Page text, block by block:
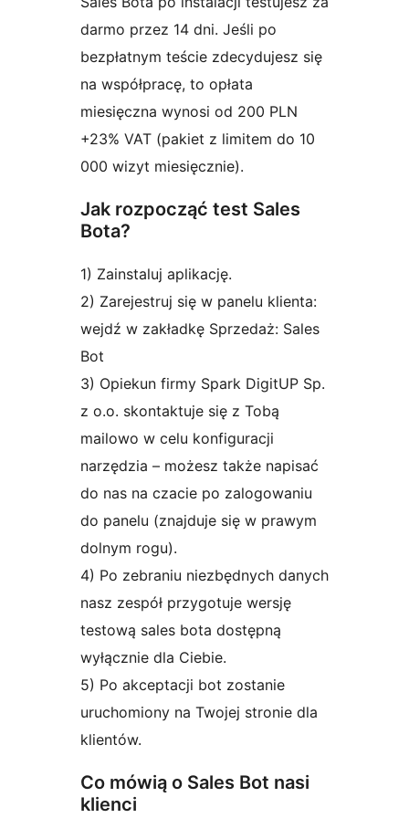
darmo przez 14 dni. Jeśli po
bezpłatnym teście zdecydujesz się
na współpracę, to opłata
miesięczna wynosi od 200 PLN
+23% VAT (pakiet z limitem do 10
000 wizyt miesięcznie).
Jak rozpocząć test Sales
Bota?
1) Zainstaluj aplikację.
2) Zarejestruj się w panelu klienta:
wejdź w zakładkę Sprzedaż: Sales
Bot
3) Opiekun firmy Spark DigitUP Sp.
z o.o. skontaktuje się z Tobą
mailowo w celu konfiguracji
narzędzia – możesz także napisać
do nas na czacie po zalogowaniu
do panelu (znajduje się w prawym
dolnym rogu).
4) Po zebraniu niezbędnych danych
nasz zespół przygotuje wersję
testową sales bota dostępną
wyłącznie dla Ciebie.
5) Po akceptacji bot zostanie
uruchomiony na Twojej stronie dla
klientów.
Co mówią o Sales Bot nasi
klienci